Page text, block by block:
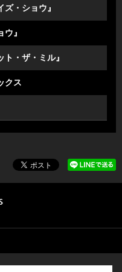
ズ・ショウ』
』
ト・ザ・ミル』
クス